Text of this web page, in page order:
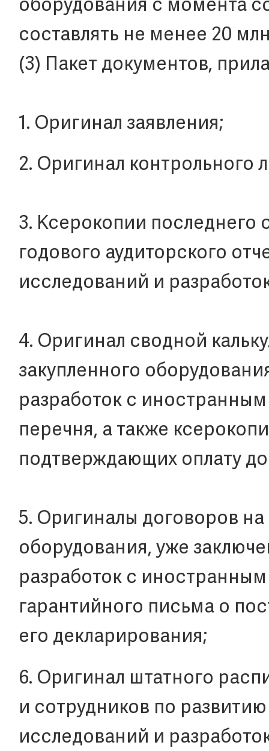
оборудования с момента
составлять не менее 20
(3) Пакет документов,
1. Оригинал заявления;
2. Оригинал контрольного
3. Ксерокопии последнего
годового аудиторского
исследований и
4. Оригинал сводной
закупленного
разработок с
перечня, а также
подтверждающих оплату
5. Оригиналы договоров
оборудования, уже
разработок с
гарантийного письма о
его декларирования;
6. Оригинал штатного
и сотрудников по
исследований и